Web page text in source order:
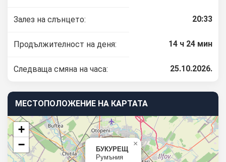
Залез на слънцето: 20:33
Продължителност на деня: 14 ч 24 мин
Следваща смяна на часа: 25.10.2026.
МЕСТОПОЛОЖЕНИЕ НА КАРТАТА
БУКУРЕЩ
Румъния
×
+
−